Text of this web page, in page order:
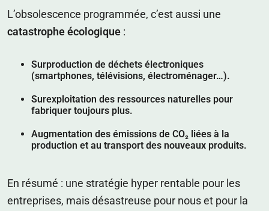
L’obsolescence programmée, c’est aussi une
catastrophe écologique :
Surproduction de déchets électroniques
(smartphones, télévisions, électroménager…).
Surexploitation des ressources naturelles pour
fabriquer toujours plus.
Augmentation des émissions de CO₂ liées à la
production et au transport des nouveaux produits.
En résumé : une stratégie hyper rentable pour les
entreprises, mais désastreuse pour nous et pour la